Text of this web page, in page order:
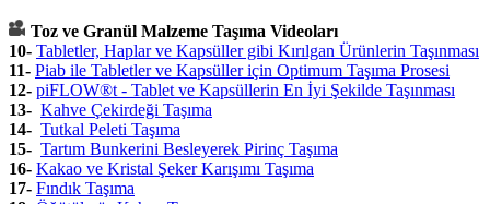
Toz ve Granül Malzeme Taşıma Videoları
10- Tabletler, Haplar ve Kapsüller gibi Kırılgan Ürünlerin Taşınması
11- Piab ile Tabletler ve Kapsüller için Optimum Taşıma Prosesi
12- piFLOW®t - Tablet ve Kapsüllerin En İyi Şekilde Taşınması
13- Kahve Çekirdeği Taşıma
14- Tutkal Peleti Taşıma
15- Tartım Bunkerini Besleyerek Pirinç Taşıma
16- Kakao ve Kristal Şeker Karışımı Taşıma
17- Fındık Taşıma